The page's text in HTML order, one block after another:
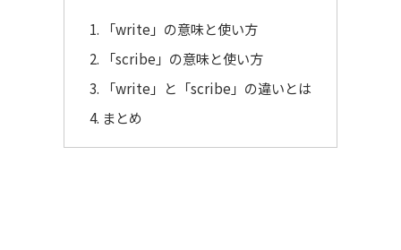
「write」の意味と使い方
「scribe」の意味と使い方
「write」と「scribe」の違いとは
まとめ